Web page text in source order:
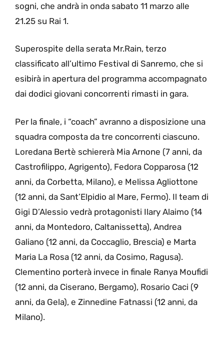
sogni, che andrà in onda sabato 11 marzo alle
21.25 su Rai 1.
Superospite della serata Mr.Rain, terzo
classificato all’ultimo Festival di Sanremo, che si
esibirà in apertura del programma accompagnato
dai dodici giovani concorrenti rimasti in gara.
Per la finale, i “coach” avranno a disposizione una
squadra composta da tre concorrenti ciascuno.
Loredana Bertè schiererà Mia Arnone (7 anni, da
Castrofilippo, Agrigento), Fedora Copparosa (12
anni, da Corbetta, Milano), e Melissa Agliottone
(12 anni, da Sant’Elpidio al Mare, Fermo). Il team di
Gigi D’Alessio vedrà protagonisti Ilary Alaimo (14
anni, da Montedoro, Caltanissetta), Andrea
Galiano (12 anni, da Coccaglio, Brescia) e Marta
Maria La Rosa (12 anni, da Cosimo, Ragusa).
Clementino porterà invece in finale Ranya Moufidi
(12 anni, da Ciserano, Bergamo), Rosario Caci (9
anni, da Gela), e Zinnedine Fatnassi (12 anni, da
Milano).